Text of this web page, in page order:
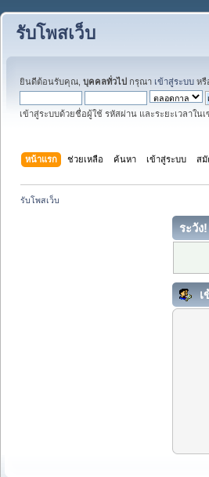
รับโพสเว็บ
ยินดีต้อนรับคุณ, บุคคลทั่วไป กรุณา เข้าสู่ระบบ หรื
เข้าสู่ระบบด้วยชื่อผู้ใช้ รหัสผ่าน และระยะเวลาใน
หน้าแรก ช่วยเหลือ ค้นหา เข้าสู่ระบบ สมั
รับโพสเว็บ
ระวัง!
เ